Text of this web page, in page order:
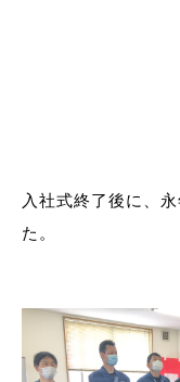
入社式終了後に、
た。